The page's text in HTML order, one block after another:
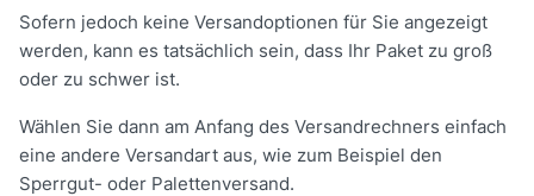
Sofern jedoch keine Versandoptionen für Sie angezeigt
werden, kann es tatsächlich sein, dass Ihr Paket zu groß
oder zu schwer ist.
Wählen Sie dann am Anfang des Versandrechners einfach
eine andere Versandart aus, wie zum Beispiel den
Sperrgut- oder Palettenversand.